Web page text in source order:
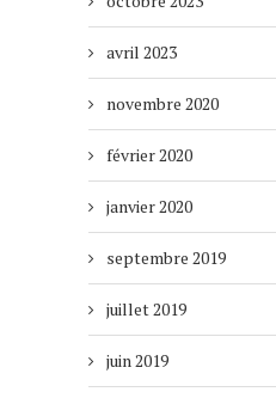
avril 2023
novembre 2020
février 2020
janvier 2020
septembre 2019
juillet 2019
juin 2019